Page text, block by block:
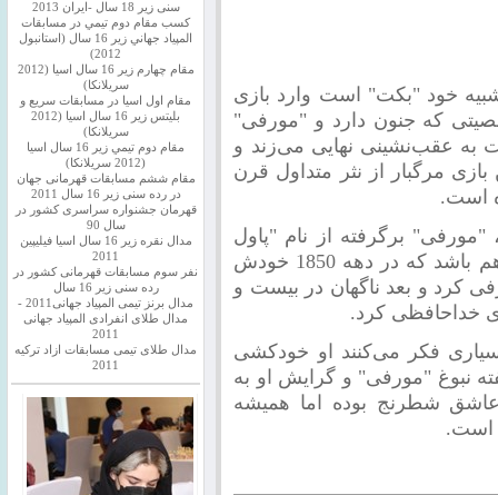
خود "بکت" است وارد بازی
که جنون دارد و "مورفی"
به عقب‌نشینی نهایی می‌زند و
مرگبار از نثر متداول قرن
است.
برگرفته از نام "پاول
مورفی"، شطرنج‌باز معروف قرن نوزدهم باشد که در دهه 1850 خودش
کرد و بعد ناگهان در بیست و
خداحافظی کرد.
فکر می‌کنند او خودکشی
نبوغ "مورفی" و گرایش او به
شطرنج بوده اما همیشه
است.
سنی زیر 18 سال -ایران 2013
كسب مقام دوم تيمي در مسابقات
المپياد جهاني زير 16 سال (استانبول
2012)
مقام چهارم زير 16 سال اسيا (2012
سريلانكا)
مقام اول اسيا در مسابقات سريع و
بليتس زير 16 سال اسيا (2012
سريلانكا)
مقام دوم تيمي زير 16 سال اسيا
(2012 سريلانكا)
مقام ششم مسابقات قهرمانی جهان
در رده سنی زیر 16 سال 2011
قهرمان جشنواره سراسری کشور در
سال 90
مدال نقره زیر 16 سال اسیا فیلیپین
2011
نفر سوم مسابقات قهرمانی کشور در
رده سنی زیر 16 سال
مدال برنز تیمی المپیاد جهانی2011 -
مدال طلای انفرادی المپیاد جهانی
2011
مدال طلای تیمی مسابقات ازاد ترکیه
2011